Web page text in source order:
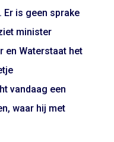
Er is geen sprake
minister
en Waterstaat het
vandaag een
waar hij met